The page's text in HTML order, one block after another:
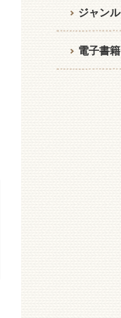
ジャンル
電子書籍